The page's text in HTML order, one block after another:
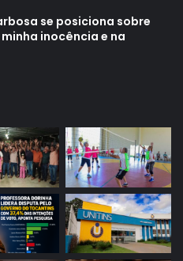
se posiciona sobre
inocência e na